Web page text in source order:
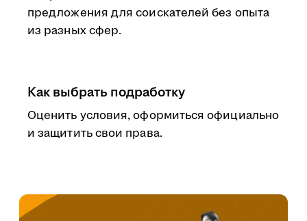
предложения для соискателей без опыта
из разных сфер.
Как выбрать подработку
Оценить условия, оформиться официально
и защитить свои права.